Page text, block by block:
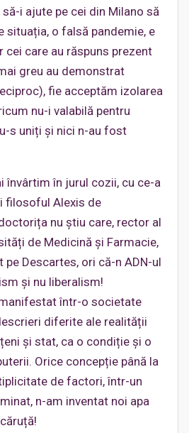
i ajute pe cei din Milano să
situația, o falsă pandemie, e
cei care au răspuns prezent
greu au demonstrat
fie acceptăm izolarea
nu-i valabilă pentru
s uniți și nici n-au fost
învârtim în jurul cozii, cu ce-a
filosoful Alexis de
nu știu care, rector al
de Medicină și Farmacie,
Descartes, ori că-n ADN-ul
și nu liberalism!
într-o societate
diferite ale realității
și stat, ca o condiție și o
Orice concepție până la
de factori, într-un
n-am inventat noi apa